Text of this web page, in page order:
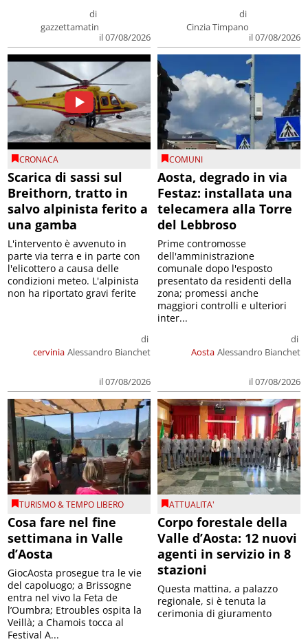
di
gazzettamatin
il 07/08/2026
di
Cinzia Timpano
il 07/08/2026
CRONACA
Scarica di sassi sul
Breithorn, tratto in
salvo alpinista ferito a
una gamba
cervinia
di
Alessandro Bianchet
il 07/08/2026
L'intervento è avvenuto in
parte via terra e in parte con
l'elicottero a causa delle
condizioni meteo. L'alpinista
non ha riportato gravi ferite
COMUNI
Aosta, degrado in via
Festaz: installata una
telecamera alla Torre
del Lebbroso
Aosta
di
Alessandro Bianchet
il 07/08/2026
Prime contromosse
dell'amministrazione
comunale dopo l'esposto
presentato da residenti della
zona; promessi anche
maggiori controlli e ulteriori
inter...
TURISMO & TEMPO LIBERO
Cosa fare nel fine
settimana in Valle
d’Aosta
GiocAosta prosegue tra le vie
del capoluogo; a Brissogne
entra nel vivo la Feta de
l’Oumbra; Etroubles ospita la
Veillà; a Chamois tocca al
Festival A...
ATTUALITA'
Corpo forestale della
Valle d’Aosta: 12 nuovi
agenti in servizio in 8
stazioni
Questa mattina, a palazzo
regionale, si è tenuta la
cerimonia di giuramento